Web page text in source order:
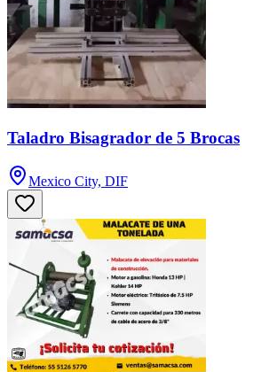
Taladro Bisagrador de 5 Brocas
Mexico City, DIF